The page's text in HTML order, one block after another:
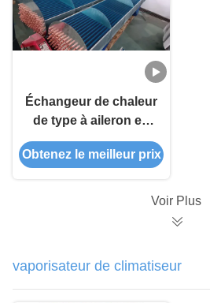
Échangeur de chaleur
de type à aileron en
feuille d'aluminium
compact Évaporateur
Obtenez le meilleur prix
Voir Plus
vaporisateur de climatiseur